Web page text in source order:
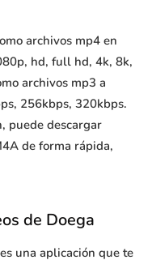
archivos mp4 en
hd, full hd, 4k, 8k,
archivos mp3 a
256kbps, 320kbps.
puede descargar
de forma rápida,
de Doega
una aplicación que te